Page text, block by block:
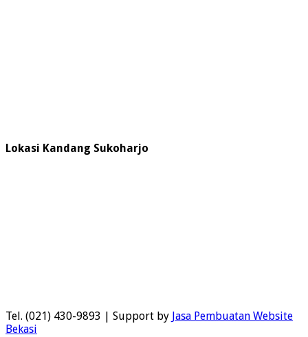
Lokasi Kandang Sukoharjo
Tel. (021) 430-9893 | Support by Jasa Pembuatan Website
Bekasi